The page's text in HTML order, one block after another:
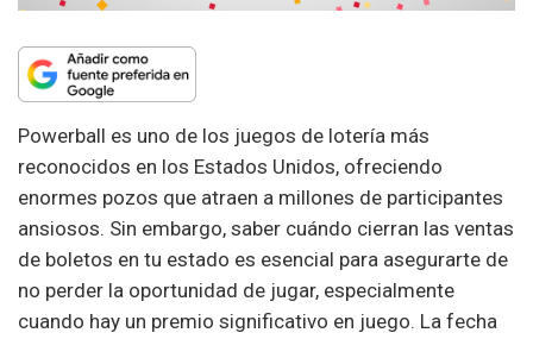
Powerball es uno de los juegos de lotería más
reconocidos en los Estados Unidos, ofreciendo
enormes pozos que atraen a millones de participantes
ansiosos. Sin embargo, saber cuándo cierran las ventas
de boletos en tu estado es esencial para asegurarte de
no perder la oportunidad de jugar, especialmente
cuando hay un premio significativo en juego. La fecha